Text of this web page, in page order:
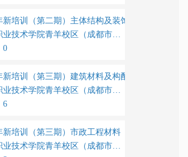
新培训（第二期）主体结构及装饰装修
0
新培训（第三期）建筑材料及构配件
6
新培训（第三期）市政工程材料